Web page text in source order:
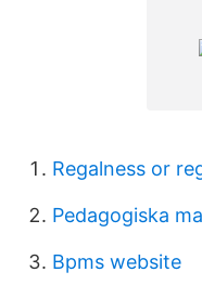
Regalness or
Pedagogiska
Bpms website